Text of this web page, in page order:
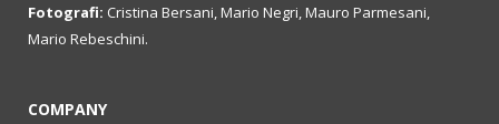
Fotografi: Cristina Bersani, Mario Negri, Mauro Parmesani,
Mario Rebeschini.
COMPANY